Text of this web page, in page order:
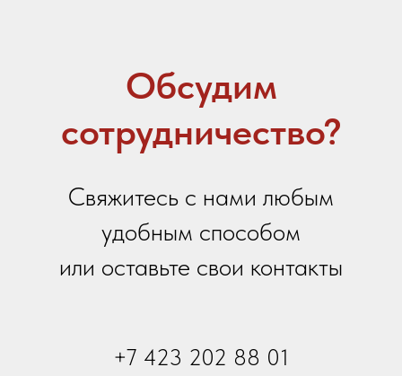
конфиденциальности
персональных данных
рекламной рассылки